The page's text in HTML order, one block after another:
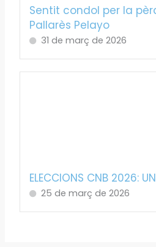
Sentit condol per la
Pallarès Pelayo
31 de març de 2026
ELECCIONS CNB 2026:
25 de març de 2026